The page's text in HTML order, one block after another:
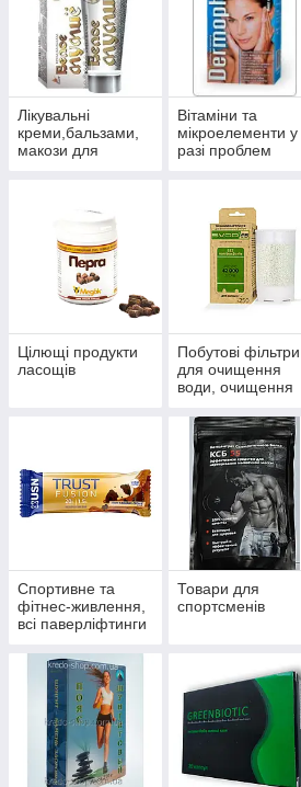
Лікувальні
креми,бальзами,
макози для
Вітаміни та
мікроелементи у
разі проблем
Цілющі продукти
ласощів
Побутові фільтри
для очищення
води, очищення
водопостачання й
опалення
Спортивне та
фітнес-живлення,
всі паверліфтинги
тренажери, одяг
Товари для
спортсменів